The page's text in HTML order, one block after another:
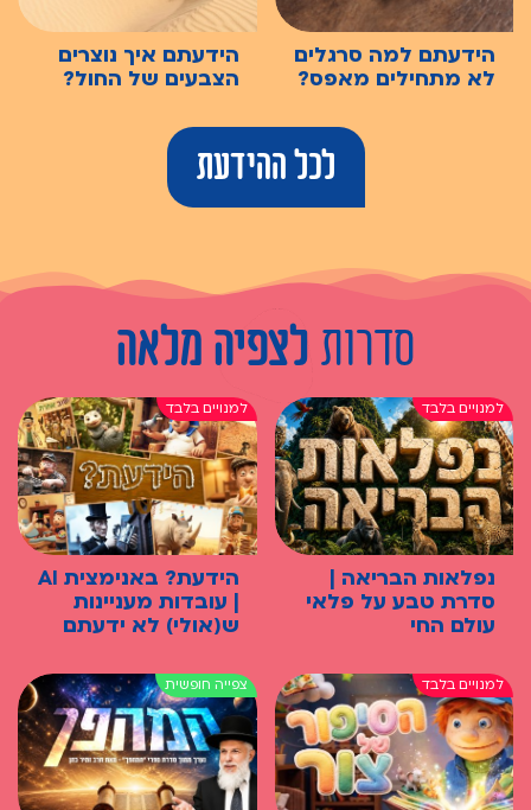
הידעתם למה סרגלים
לא מתחילים מאפס?
הידעתם איך נוצרים
הצבעים של החול?
לכל ההידעת
סדרות לצפיה מלאה
נפלאות הבריאה |
סדרת טבע על פלאי
עולם החי
הידעת? באנימצית AI
| עובדות מעניינות
ש(אולי) לא ידעתם